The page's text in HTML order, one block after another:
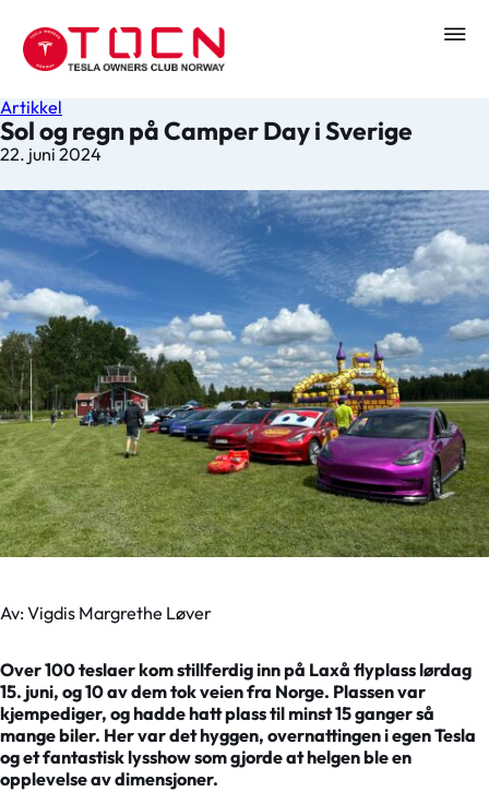
Sol og regn på Camper Day i Sverige
Artikkel
22. juni 2024
Av: Vigdis Margrethe Løver
Over 100 teslaer kom stillferdig inn på Laxå flyplass lørdag
15. juni, og 10 av dem tok veien fra Norge. Plassen var
kjempediger, og hadde hatt plass til minst 15 ganger så
mange biler. Her var det hyggen, overnattingen i egen Tesla
og et fantastisk lysshow som gjorde at helgen ble en
opplevelse av dimensjoner.